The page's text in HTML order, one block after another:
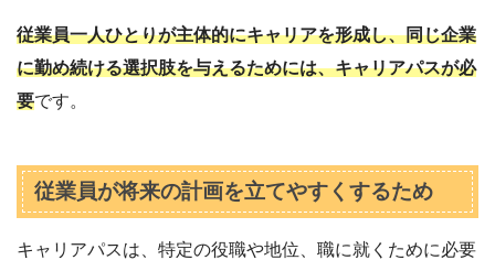
従業員一人ひとりが主体的にキャリアを形成し、同じ企業
に勤め続ける選択肢を与えるためには、キャリアパスが必
要です。
従業員が将来の計画を立てやすくするため
キャリアパスは、特定の役職や地位、職に就くために必要